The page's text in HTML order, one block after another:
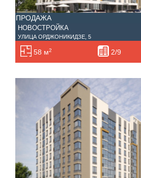
ПРОДАЖА
НОВОСТРОЙКА
УЛИЦА ОРДЖОНИКИДЗЕ, 5
58 м2 2/9